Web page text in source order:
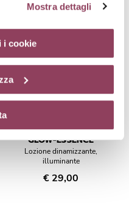
i cookie”. Se non vuole i
il consenso sul tasto
tramite l’apposito
del sito in
Mostra dettagli
i cookie
GLOW-ESSENCE
Lozione dinamizzante,
illuminante
€ 29,00